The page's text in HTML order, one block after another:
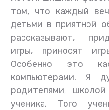
том, что каждый
детьми в приятной
рассказывают,
игры, приносят
Особенно это
компьютерами. Я
родителями,
ученика. Того